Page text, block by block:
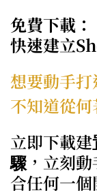
免費下載：
快速建立
想要動手
不知道從何
立即下載
驟，立刻
合任何一